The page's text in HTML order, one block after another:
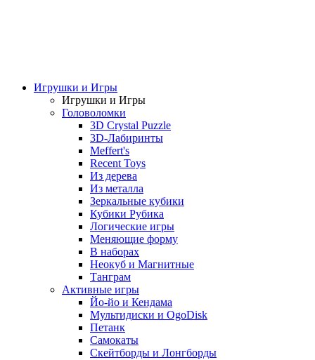
Игрушки и Игры
Игрушки и Игры
Головоломки
3D Crystal Puzzle
3D-Лабиринты
Meffert's
Recent Toys
Из дерева
Из металла
Зеркальные кубики
Кубики Рубика
Логические игры
Меняющие форму
В наборах
Неокуб и Магнитные
Танграм
Активные игры
Йо-йо и Кендама
Мультидиски и OgoDisk
Петанк
Самокаты
Скейтборды и Лонгборды